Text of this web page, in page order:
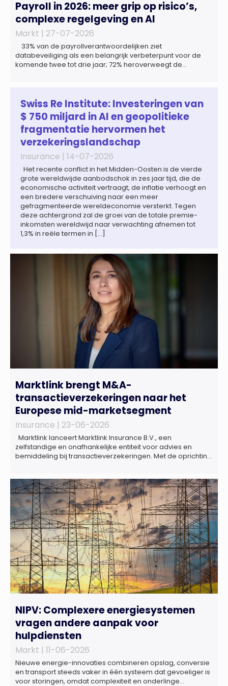
Payroll in 2026: meer grip op risico’s,
complexe regelgeving en AI
Markt | 27-07-2026
33% van de payrollverantwoordelijken ziet
databeveiliging als een belangrijk verbeterpunt voor de
komende twee tot drie jaar; 72% heroverweegt de
zich steeds vaker tot een zelfstandige bedrijfsfunctie: bij
43% van […]
Swiss Re Institute: Investeringen van
$ 750 miljard in AI en geopolitieke
fragmentatie hervormen het
verzekeringslandschap
Insurance | 14-07-2026
Het recente conflict in het Midden-Oosten is de vierde
grote wereldwijde aanbodschok in zes jaar tijd, die de
economische activiteit vertraagt, de inflatie verhoogt en
een bredere verschuiving naar een meer
gefragmenteerde wereldeconomie versterkt. Tegen
deze achtergrond zal de groei van de totale premie-
inkomsten wereldwijd naar verwachting afnemen tot
1,3% in reële termen in […]
Marktlink brengt M&A-
transactieverzekeringen naar het
Europese mid-marketsegment
Insurance | 23-06-2026
Marktlink lanceert Marktlink Insurance B.V., een
zelfstandige en onafhankelijke entiteit voor advies en
bemiddeling bij transactieverzekeringen. Met de oprichting
overnames verder uit. Naast M&A-advies kunnen
ondernemers, investeerders en dealteams vanaf nu ook
terecht voor ondersteuning op het gebied […]
NIPV: Complexere energiesystemen
vragen andere aanpak voor
hulpdiensten
Markt | 11-06-2026
Nieuwe energie-innovaties combineren opslag, conversie
en transport steeds vaker in één systeem dat gevoeliger is
voor storingen, omdat complexiteit en onderlinge